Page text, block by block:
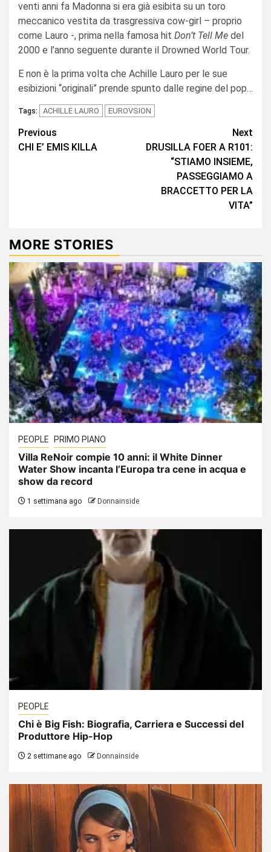
venti anni fa Madonna si era già esibita su un toro
meccanico vestita da trasgressiva cow-girl – proprio
come Lauro -, prima nella famosa hit Don’t Tell Me del
2000 e l’anno seguente durante il Drowned World Tour.
E non è la prima volta che Achille Lauro per le sue
esibizioni “originali” prende spunto dalle regine del pop…
Tags: ACHILLE LAURO EUROVSION
Continue
Reading
Previous
CHI E’ EMIS KILLA
Next
DRUSILLA FOER A R101:
“STIAMO INSIEME,
PASSEGGIAMO A
BRACCETTO PER LA
VITA”
MORE STORIES
PEOPLE PRIMO PIANO
Villa ReNoir compie 10 anni: il White Dinner
Water Show incanta l’Europa tra cene in acqua e
show da record
1 settimana ago Donnainside
PEOPLE
Chi è Big Fish: Biografia, Carriera e Successi del
Produttore Hip-Hop
2 settimane ago Donnainside